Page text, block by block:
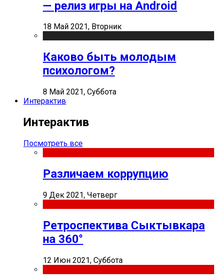
— релиз игры на Android
18 Май 2021, Вторник
Каково быть молодым
психологом?
8 Май 2021, Суббота
Интерактив
Интерактив
Посмотреть все
Различаем коррупцию
9 Дек 2021, Четверг
Ретроспектива Сыктывкара
на 360°
12 Июн 2021, Суббота